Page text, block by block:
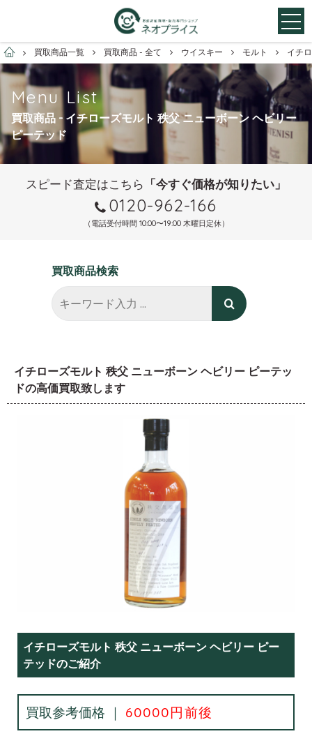
お酒買取専門店ネオプライス
買取商品一覧 買取商品 - 全て ウイスキー モルト イチ
Menu List
買取商品 - イチローズモルト 秩父 ニューボーン ヘビリー
ピーテッド
スピード査定はこちら 「今すぐ価格が知りたい」
0120-962-166
（電話受付時間 10:00〜19:00 木曜日定休）
買取商品検索
イチローズモルト 秩父 ニューボーン ヘビリー ピーテッ
ドの高価買取致します
イチローズモルト 秩父 ニューボーン ヘビリー ピー
テッドのご紹介
買取参考価格 ｜ 60000円前後